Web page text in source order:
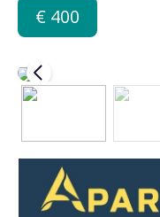
€ 400